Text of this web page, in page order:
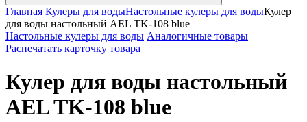
Главная Кулеры для водыНастольные кулеры для водыКулер
для воды настольный AEL TK-108 blue
Настольные кулеры для воды Аналогичные товары
Распечатать карточку товара
Кулер для воды настольный
AEL TK-108 blue